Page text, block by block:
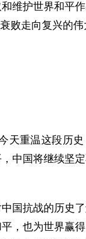
维护世界和平
败走向复兴的伟
重温这段历史
中国将继续坚
国抗战的历史
，也为世界赢